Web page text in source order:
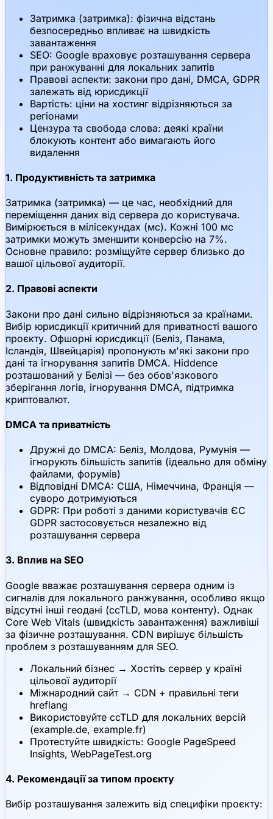
Затримка (затримка): фізична відстань
безпосередньо впливає на швидкість
завантаження
SEO: Google враховує розташування сервера
при ранжуванні для локальних запитів
Правові аспекти: закони про дані, DMCA, GDPR
залежать від юрисдикції
Вартість: ціни на хостинг відрізняються за
регіонами
Цензура та свобода слова: деякі країни
блокують контент або вимагають його
видалення
1. Продуктивність та затримка
Затримка (затримка) — це час, необхідний для
переміщення даних від сервера до користувача.
Вимірюється в мілісекундах (мс). Кожні 100 мс
затримки можуть зменшити конверсію на 7%.
Основне правило: розміщуйте сервер близько до
вашої цільової аудиторії.
2. Правові аспекти
Закони про дані сильно відрізняються за країнами.
Вибір юрисдикції критичний для приватності вашого
проєкту. Офшорні юрисдикції (Беліз, Панама,
Ісландія, Швейцарія) пропонують м'які закони про
дані та ігнорування запитів DMCA. Hiddence
розташований у Белізі — без обов'язкового
зберігання логів, ігнорування DMCA, підтримка
криптовалют.
DMCA та приватність
Дружні до DMCA: Беліз, Молдова, Румунія —
ігнорують більшість запитів (ідеально для обміну
файлами, форумів)
Відповідні DMCA: США, Німеччина, Франція —
суворо дотримуються
GDPR: При роботі з даними користувачів ЄС
GDPR застосовується незалежно від
розташування сервера
3. Вплив на SEO
Google вважає розташування сервера одним із
сигналів для локального ранжування, особливо якщо
відсутні інші геодані (ccTLD, мова контенту). Однак
Core Web Vitals (швидкість завантаження) важливіші
за фізичне розташування. CDN вирішує більшість
проблем з розташуванням для SEO.
Локальний бізнес → Хостіть сервер у країні
цільової аудиторії
Міжнародний сайт → CDN + правильні теги
hreflang
Використовуйте ccTLD для локальних версій
(example.de, example.fr)
Протестуйте швидкість: Google PageSpeed
Insights, WebPageTest.org
4. Рекомендації за типом проєкту
Вибір розташування залежить від специфіки проєкту: